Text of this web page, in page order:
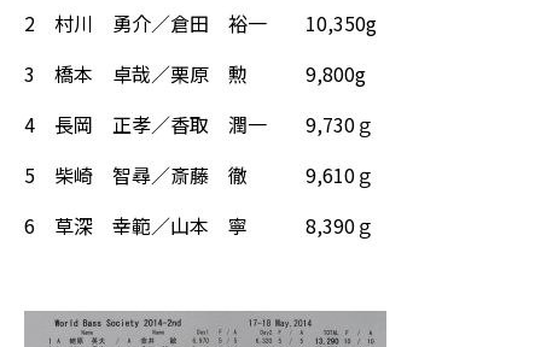
2 村川 勇介／倉田 裕一 10,350g
3 橋本 卓哉／栗原 勲 9,800g
4 長岡 正孝／香取 潤一 9,730ｇ
5 柴崎 智尋／斎藤 徹 9,610ｇ
6 草深 幸範／山本 寧 8,390ｇ